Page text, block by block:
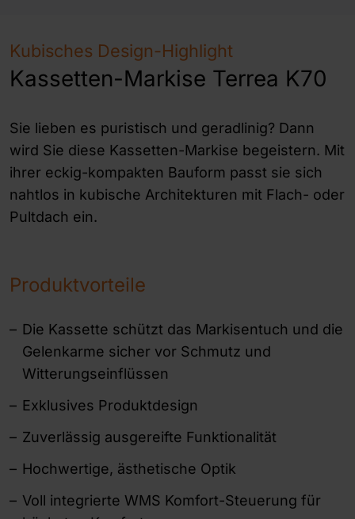
Kubisches Design-Highlight
Kassetten-Markise Terrea K70
Sie lieben es puristisch und geradlinig? Dann
wird Sie diese Kassetten-Markise begeistern. Mit
ihrer eckig-kompakten Bauform passt sie sich
nahtlos in kubische Architekturen mit Flach- oder
Pultdach ein.
Produktvorteile
Die Kassette schützt das Markisentuch und die
Gelenkarme sicher vor Schmutz und
Witterungseinflüssen
Exklusives Produktdesign
Zuverlässig ausgereifte Funktionalität
Hochwertige, ästhetische Optik
Voll integrierte WMS Komfort-Steuerung für